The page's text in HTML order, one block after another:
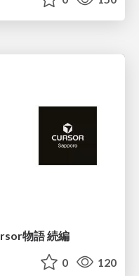
物語 続編
0 120